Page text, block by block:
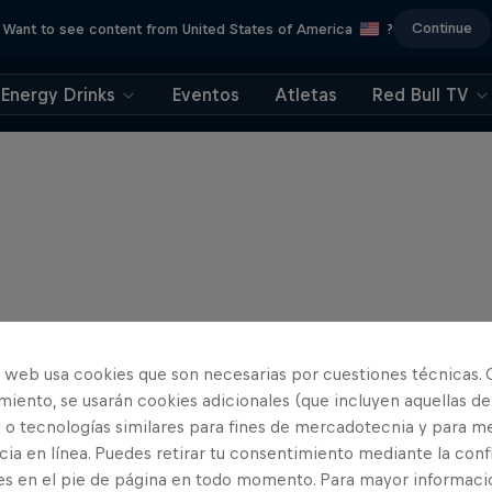
Want to see content from United States of America ? Continue
Energy Drinks Eventos Atletas Red Bull TV
web usa cookies que son necesarias por cuestiones técnicas.
se usarán cookies adicionales (que incluyen aquellas de
tecnologías similares para fines de mercadotecnia y para
en línea. Puedes retirar tu consentimiento mediante la
en el pie de página en todo momento. Para mayor